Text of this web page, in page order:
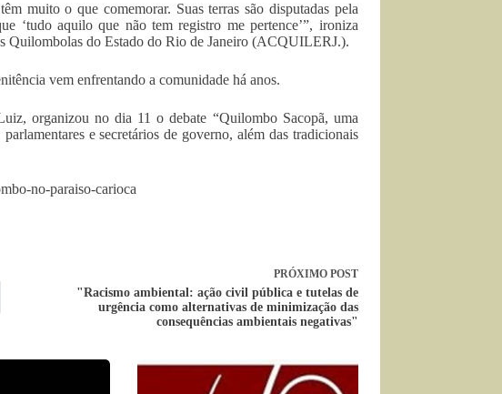
muito o que comemorar. Suas terras são disputadas pela
‘tudo aquilo que não tem registro me pertence’”, ironiza
Quilombolas do Estado do Rio de Janeiro (ACQUILERJ.).
vem enfrentando a comunidade há anos.
organizou no dia 11 o debate “Quilombo Sacopã, uma
e secretários de governo, além das tradicionais
no-paraiso-carioca
PRÓXIMO POST
"Racismo ambiental: ação civil pública e tutelas de
urgência como alternativas de minimização das
consequências ambientais negativas"